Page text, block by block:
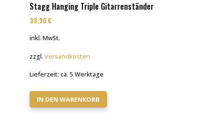
Stagg Hanging Triple Gitarrenständer
33,90 €
inkl. MwSt.
zzgl. Versandkosten
Lieferzeit: ca. 5 Werktage
IN DEN WARENKORB